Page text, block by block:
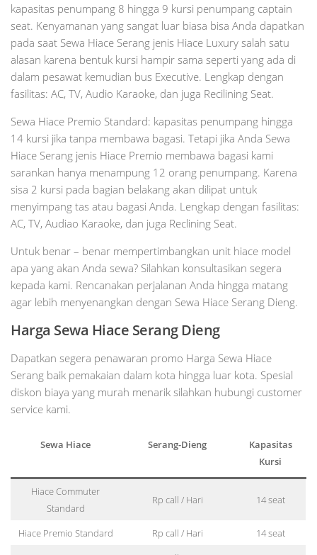
kapasitas penumpang 8 hingga 9 kursi penumpang captain
seat. Kenyamanan yang sangat luar biasa bisa Anda dapatkan
pada saat Sewa Hiace Serang jenis Hiace Luxury salah satu
alasan karena bentuk kursi hampir sama seperti yang ada di
dalam pesawat kemudian bus Executive. Lengkap dengan
fasilitas: AC, TV, Audio Karaoke, dan juga Recilining Seat.
Sewa Hiace Premio Standard: kapasitas penumpang hingga
14 kursi jika tanpa membawa bagasi. Tetapi jika Anda Sewa
Hiace Serang jenis Hiace Premio membawa bagasi kami
sarankan hanya menampung 12 orang penumpang. Karena
sisa 2 kursi pada bagian belakang akan dilipat untuk
menyimpang tas atau bagasi Anda. Lengkap dengan fasilitas:
AC, TV, Audiao Karaoke, dan juga Reclining Seat.
Untuk benar – benar mempertimbangkan unit hiace model
apa yang akan Anda sewa? Silahkan konsultasikan segera
kepada kami. Rencanakan perjalanan Anda hingga matang
agar lebih menyenangkan dengan Sewa Hiace Serang Dieng.
Harga Sewa Hiace Serang Dieng
Dapatkan segera penawaran promo Harga Sewa Hiace
Serang baik pemakaian dalam kota hingga luar kota. Spesial
diskon biaya yang murah menarik silahkan hubungi customer
service kami.
Sewa Hiace Serang-Dieng
Kapasitas
Kursi
Hiace Commuter
Standard
Rp call / Hari 14 seat
Hiace Premio Standard Rp call / Hari
14 seat